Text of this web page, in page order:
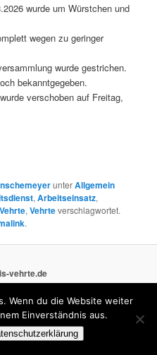
wurde um Würstchen und
wegen zu geringer
wurde gestrichen.
bekanntgegeben.
verschoben auf Freitag,
unterAllgemein
,Arbeitseinsatz,
,Vehrteverschlagwortet.
.
vehrte.de
Wenn du die Website weiter
Einverständnis aus.